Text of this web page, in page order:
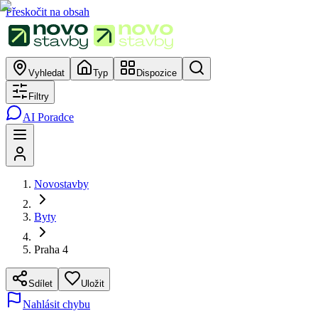
Přeskočit na obsah
Vyhledat Typ Dispozice
Filtry
AI Poradce
Novostavby
Byty
Praha 4
Sdílet Uložit
Nahlásit chybu